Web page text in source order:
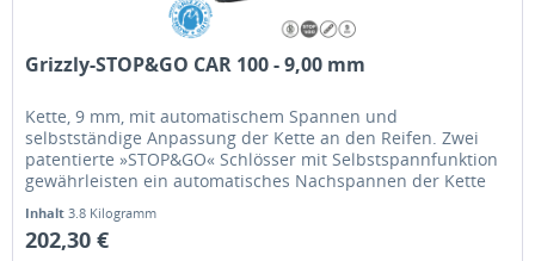
Grizzly-STOP&GO CAR 100 - 9,00 mm
Kette, 9 mm, mit automatischem Spannen und
selbstständige Anpassung der Kette an den Reifen. Zwei
patentierte »STOP&GO« Schlösser mit Selbstspannfunktion
gewährleisten ein automatisches Nachspannen der Kette
selbst während der Fahrt.
Inhalt3.8 Kilogramm
202,30 €